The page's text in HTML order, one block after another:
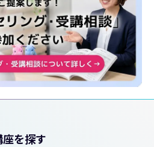
座を探す